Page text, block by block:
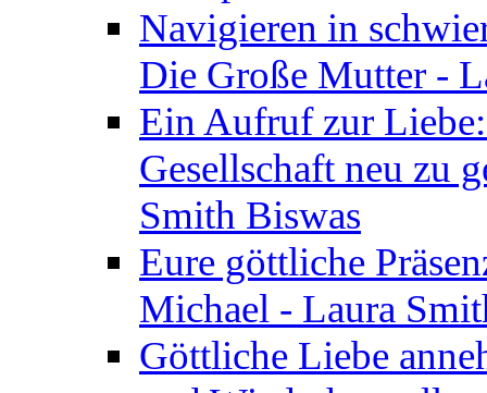
Navigieren in
Die Große Mutter -
Ein Aufruf zur
Gesellschaft neu zu
Smith Biswas
Eure göttliche
Michael - Laura
Göttliche Liebe